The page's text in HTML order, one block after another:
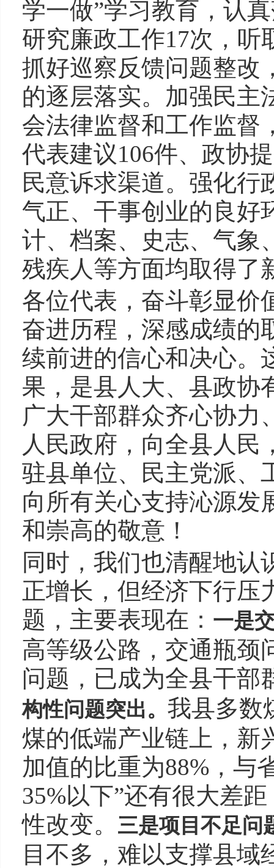
学一做”学习教育，认
研究廉政工作17次，听
抓好巡察反馈问题整改
的逐层落实。加强民主
会法律监督和工作监督
代表建议106件、政协
民意诉求渠道。强化行
气正、干事创业的良好
计、档案、史志、气象
残疾人等方面均取得了
各位代表，奋斗彰显价
奋进历程，深感成绩的
续前进的信心和决心。
果，是县人大、县政协
广大干部群众齐心协力
人民政府，向全县人民
驻县单位、民主党派、
向所有关心支持沁源发
和崇高的敬意！
同时，我们也清醒地认
正增长，但经济下行压
题，主要表现在： 一是
高等级公路，交通瓶颈
问题，已成为全县干部
构性问题突出。 我县多数
煤的低端产业链上，新
加值的比重为88%，与
35%以下”还有很大差
性改变。 三是项目不足问
目不多，难以支撑县域